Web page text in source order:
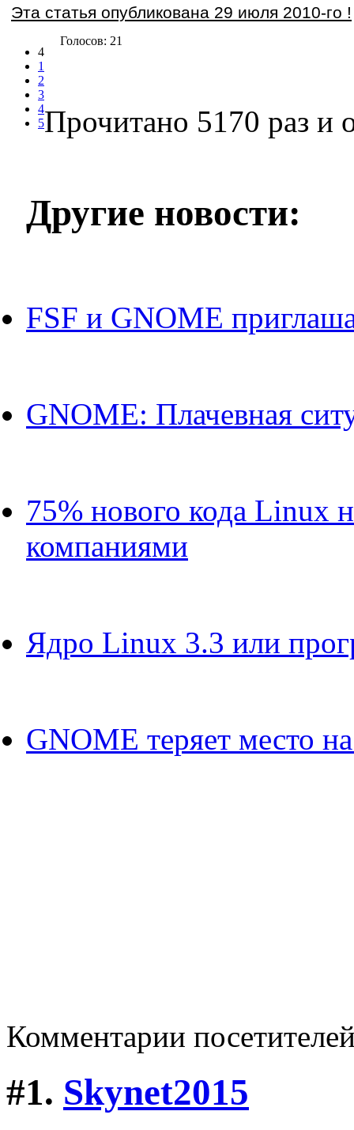
Эта статья опубликована 29 июля 2010-го !
4
1
2
3
4
5
Голосов: 21
Прочитано 5170 раз и
Другие новости:
FSF и GNOME
GNOME: Плачевная
75% нового кода Linux
компаниями
Ядро Linux 3.3 или
GNOME теряет место
Комментарии
#1. Skynet2015